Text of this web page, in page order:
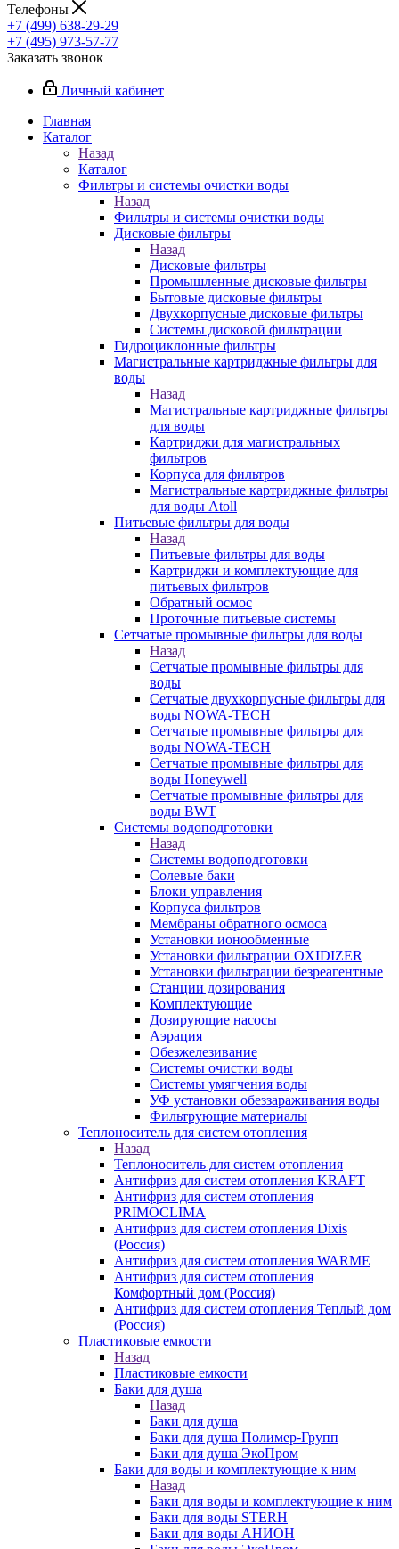
Телефоны
+7 (499) 638-29-29
+7 (495) 973-57-77
Заказать звонок
Личный кабинет
Главная
Каталог
Назад
Каталог
Фильтры и системы очистки воды
Назад
Фильтры и системы очистки воды
Дисковые фильтры
Назад
Дисковые фильтры
Промышленные дисковые фильтры
Бытовые дисковые фильтры
Двухкорпусные дисковые фильтры
Системы дисковой фильтрации
Гидроциклонные фильтры
Магистральные картриджные фильтры для
воды
Назад
Магистральные картриджные фильтры
для воды
Картриджи для магистральных
фильтров
Корпуса для фильтров
Магистральные картриджные фильтры
для воды Atoll
Питьевые фильтры для воды
Назад
Питьевые фильтры для воды
Картриджи и комплектующие для
питьевых фильтров
Обратный осмос
Проточные питьевые системы
Сетчатые промывные фильтры для воды
Назад
Сетчатые промывные фильтры для
воды
Сетчатые двухкорпусные фильтры для
воды NOWA-TECH
Сетчатые промывные фильтры для
воды NOWA-TECH
Сетчатые промывные фильтры для
воды Honeywell
Сетчатые промывные фильтры для
воды BWT
Системы водоподготовки
Назад
Системы водоподготовки
Солевые баки
Блоки управления
Корпуса фильтров
Мембраны обратного осмоса
Установки ионообменные
Установки фильтрации OXIDIZER
Установки фильтрации безреагентные
Станции дозирования
Комплектующие
Дозирующие насосы
Аэрация
Обезжелезивание
Системы очистки воды
Системы умягчения воды
УФ установки обеззараживания воды
Фильтрующие материалы
Теплоноситель для систем отопления
Назад
Теплоноситель для систем отопления
Антифриз для систем отопления KRAFT
Антифриз для систем отопления
PRIMOCLIMA
Антифриз для систем отопления Dixis
(Россия)
Антифриз для систем отопления WARME
Антифриз для систем отопления
Комфортный дом (Россия)
Антифриз для систем отопления Теплый дом
(Россия)
Пластиковые емкости
Назад
Пластиковые емкости
Баки для душа
Назад
Баки для душа
Баки для душа Полимер-Групп
Баки для душа ЭкоПром
Баки для воды и комплектующие к ним
Назад
Баки для воды и комплектующие к ним
Баки для воды STERH
Баки для воды АНИОН